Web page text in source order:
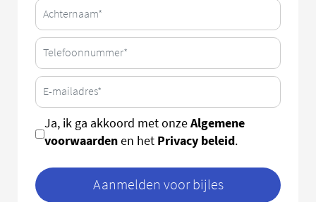
Ja, ik ga akkoord met onzeAlgemene
voorwaardenen het Privacy beleid.
Aanmelden voor bijles